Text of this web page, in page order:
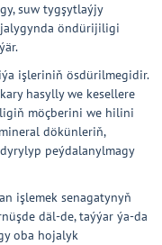
suw tygşytlaýjy
öndürijiligi
işleriniň ösdürilmegidir.
hasylly we kesellere
möçberini we hilini
dökünleriň,
peýdalanylmagy
işlemek senagatynyň
däl-de, taýýar ýa-da
oba hojalyk